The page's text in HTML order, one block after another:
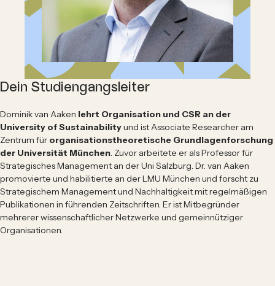
Dein Studiengangsleiter
Dominik van Aaken lehrt Organisation und CSR an der
University of Sustainabilityund ist Associate Researcher am
Zentrum für organisationstheoretische Grundlagenforschung
der Universität München. Zuvor arbeitete er als Professor für
Strategisches Management an der Uni Salzburg. Dr. van Aaken
promovierte und habilitierte an der LMU München und forscht zu
Strategischem Management und Nachhaltigkeit mit regelmäßigen
Publikationen in führenden Zeitschriften. Er ist Mitbegründer
mehrerer wissenschaftlicher Netzwerke und gemeinnütziger
Organisationen.